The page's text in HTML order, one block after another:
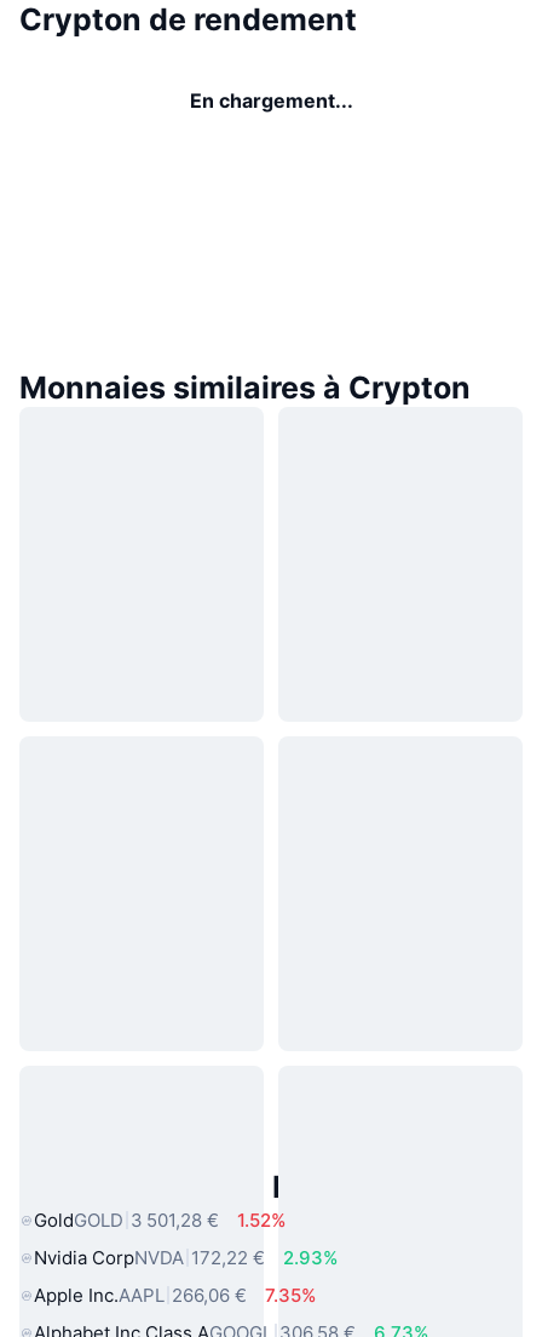
Crypton de rendement
En chargement...
Monnaies similaires à Crypton
Actifs du Monde Réel Populaires
GoldGOLD 3 501,28 €
1.52%
Nvidia CorpNVDA 172,22 €
2.93%
Apple Inc.AAPL 266,06 €
7.35%
Alphabet Inc Class AGOOGL 306,58 € 6.73%